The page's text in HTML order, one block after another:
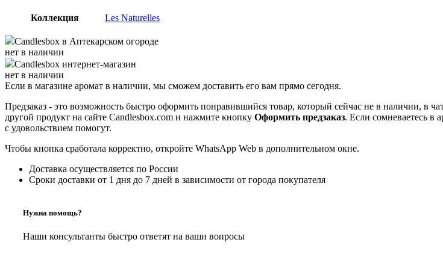
Коллекция Les Naturelles
Candlesbox в Аптекарском огороде
нет в наличии
Candlesbox интернет-магазин
нет в наличии
Если в магазине аромат в наличии, мы сможем доставить его вам прямо сегодня.
Предзаказ - это возможность быстро оформить понравившийся товар, который сейчас не в наличии, в
другой продукт на сайте Candlesbox.com и нажмите кнопку Оформить предзаказ. Если сомневаетесь в
с удовольствием помогут.
Чтобы кнопка сработала корректно, откройте WhatsApp Web в дополнительном окне.
Доставка осуществляется по России
Сроки доставки от 1 дня до 7 дней в зависимости от города покупателя
Нужна помощь?
Наши консультанты быстро ответят на ваши вопросы